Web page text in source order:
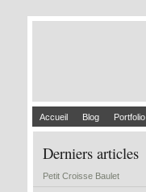
Accueil Blog Portfolio
Derniers articles
Petit Croisse Baulet